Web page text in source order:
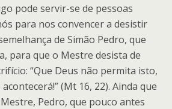
pode servir-se de pessoas
para nos convencer a desistir
de Simão Pedro, que
para que o Mestre desista de
“Que Deus não permita isto,
(Mt 16, 22). Ainda que
Pedro, que pouco antes